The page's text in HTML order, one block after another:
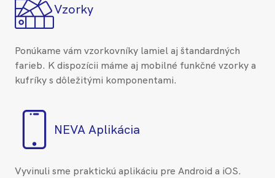
Vzorky
Ponúkame vám vzorkovníky lamiel aj štandardných
farieb. K dispozícii máme aj mobilné funkčné vzorky a
kufríky s dôležitými komponentami.
NEVA Aplikácia
Vyvinuli sme praktickú aplikáciu pre Android a iOS.